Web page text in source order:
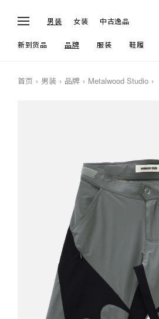
男装 女装 中古逸品
新到货品 品牌 服装 鞋履
首页 男装 品牌 Metalwood Studio